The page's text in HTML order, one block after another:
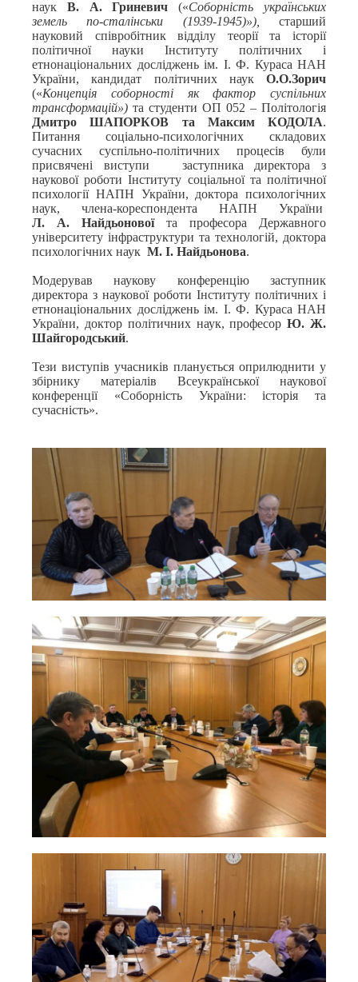
наук В. А. Гриневич («Соборність українських
земель по-сталінськи (1939-1945)»), старший
науковий співробітник відділу теорії та історії
політичної науки Інституту політичних і
етнонаціональних досліджень ім. І. Ф. Кураса НАН
України, кандидат політичних наук О.О.Зорич
(«Концепція соборності як фактор суспільних
трансформацій») та студенти ОП 052 – Політологія
Дмитро ШАПОРКОВ та Максим КОДОЛА.
Питання соціально-психологічних складових
сучасних суспільно-політичних процесів були
присвячені виступи заступника директора з
наукової роботи Інституту соціальної та політичної
психології НАПН України, доктора психологічних
наук, члена-кореспондента НАПН України
Л. А. Найдьоновоїта професора Державного
університету інфраструктури та технологій, доктора
психологічних наук М. І. Найдьонова.
Модерував наукову конференцію заступник
директора з наукової роботи Інституту політичних і
етнонаціональних досліджень ім. І. Ф. Кураса НАН
України, доктор політичних наук, професорЮ. Ж.
Шайгородський.
Тези виступів учасників планується оприлюднити у
збірнику матеріалів Всеукраїнської наукової
конференції «Соборність України: історія та
сучасність».